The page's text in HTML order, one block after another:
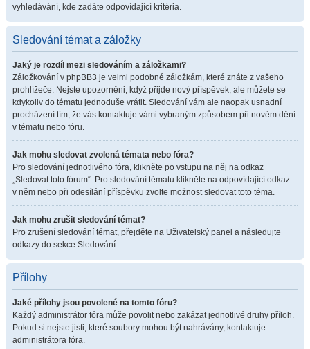
vyhledávání, kde zadáte odpovídající kritéria.
Sledování témat a záložky
Jaký je rozdíl mezi sledováním a záložkami?
Záložkování v phpBB3 je velmi podobné záložkám, které znáte z vašeho
prohlížeče. Nejste upozorněni, když přijde nový příspěvek, ale můžete se
kdykoliv do tématu jednoduše vrátit. Sledování vám ale naopak usnadní
procházení tím, že vás kontaktuje vámi vybraným způsobem při novém dění
v tématu nebo fóru.
Jak mohu sledovat zvolená témata nebo fóra?
Pro sledování jednotlivého fóra, klikněte po vstupu na něj na odkaz
„Sledovat toto fórum“. Pro sledování tématu klikněte na odpovídající odkaz
v něm nebo při odesílání příspěvku zvolte možnost sledovat toto téma.
Jak mohu zrušit sledování témat?
Pro zrušení sledování témat, přejděte na Uživatelský panel a následujte
odkazy do sekce Sledování.
Přílohy
Jaké přílohy jsou povolené na tomto fóru?
Každý administrátor fóra může povolit nebo zakázat jednotlivé druhy příloh.
Pokud si nejste jisti, které soubory mohou být nahrávány, kontaktuje
administrátora fóra.